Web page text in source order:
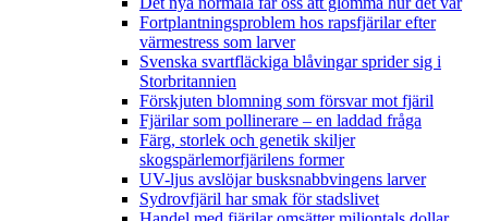
Fortplantningsproblem hos rapsfjärilar efter
värmestress som larver
Svenska svartfläckiga blåvingar sprider sig i
Storbritannien
Förskjuten blomning som försvar mot fjäril
Fjärilar som pollinerare – en laddad fråga
Färg, storlek och genetik skiljer
skogspärlemorfjärilens former
UV-ljus avslöjar busksnabbvingens larver
Sydrovfjäril har smak för stadslivet